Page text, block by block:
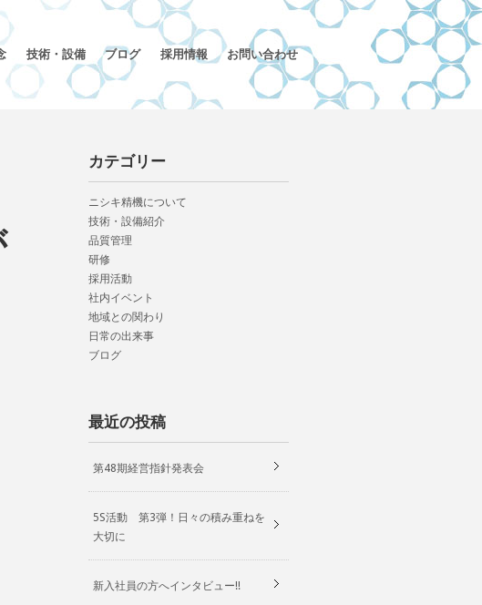
技術・設備 ブログ 採用情報 お問い合わせ
カテゴリー
ニシキ精機について
技術・設備紹介
品質管理
研修
採用活動
社内イベント
地域との関わり
日常の出来事
ブログ
最近の投稿
第48期経営指針発表会
5S活動 第3弾！日々の積み重ねを
大切に
新入社員の方へインタビュー!!